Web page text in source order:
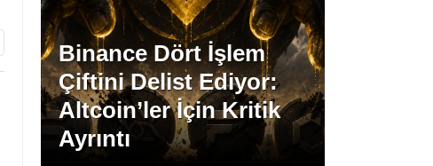
Instagram
Youtube
TikTok
Binance Dört İşlem
Çiftini Delist Ediyor:
Altcoin’ler İçin Kritik
Ayrıntı